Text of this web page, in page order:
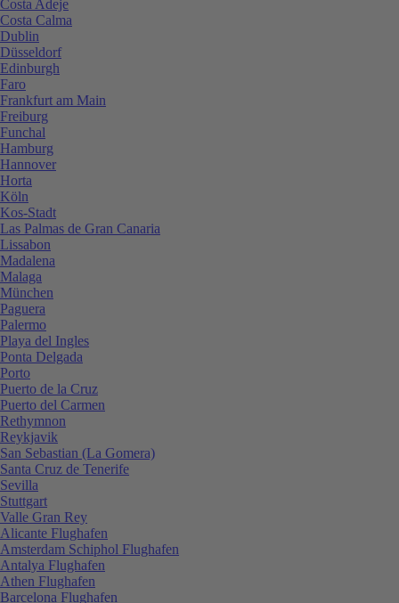
Costa Adeje
Costa Calma
Dublin
Düsseldorf
Edinburgh
Faro
Frankfurt am Main
Freiburg
Funchal
Hamburg
Hannover
Horta
Köln
Kos-Stadt
Las Palmas de Gran Canaria
Lissabon
Madalena
Malaga
München
Paguera
Palermo
Playa del Ingles
Ponta Delgada
Porto
Puerto de la Cruz
Puerto del Carmen
Rethymnon
Reykjavik
San Sebastian (La Gomera)
Santa Cruz de Tenerife
Sevilla
Stuttgart
Valle Gran Rey
Alicante Flughafen
Amsterdam Schiphol Flughafen
Antalya Flughafen
Athen Flughafen
Barcelona Flughafen